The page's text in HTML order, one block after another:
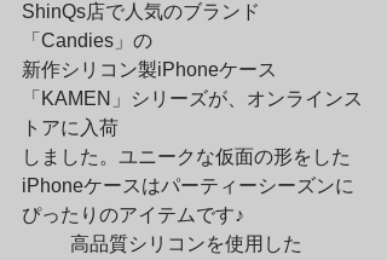
ShinQs店で人気のブランド
「Candies」の
新作シリコン製iPhoneケース
「KAMEN」シリーズが、オンラインス
トアに入荷
しました。ユニークな仮面の形をした
iPhoneケースはパーティーシーズンに
ぴったりのアイテムです♪